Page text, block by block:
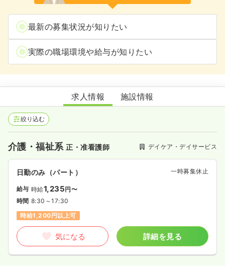
最新の募集状況が知りたい
実際の職場環境や給与が知りたい
デイサービスセンター防府
求人情報 施設情報
絞り込む
介護・福祉系正・准看護師 デイケア・デイサービス
日勤のみ（パート） 一時募集休止
給与 時給1,235円〜
時間 8:30～17:30
時給1,200円以上可
気になる 詳細を見る